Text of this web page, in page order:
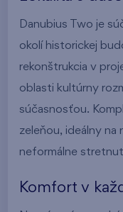
Danubius Two je
okolí historickej
rekonštrukcia v
oblasti kultúrny
súčasnosťou.
zeleňou, ideálny na
neformálne
Komfort v